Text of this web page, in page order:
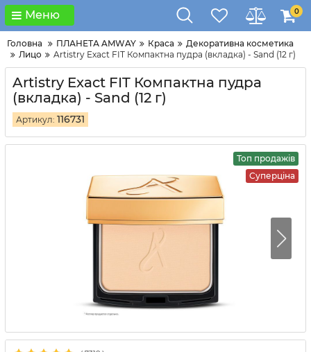
Меню 0
Головна ПЛАНЕТА AMWAY Краса
Декоративна косметика
Лицо
Artistry Exact FIT Компактна пудра (вкладка) - Sand (12 г)
Artistry Exact FIT Компактна пудра
(вкладка) - Sand (12 г)
Артикул: 116731
Топ продажів
Суперціна